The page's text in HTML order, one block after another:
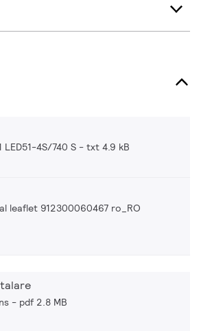
LED51-4S/740 S txt 4.9 kB
leaflet 912300060467 ro_RO
pdf 2.8 MB